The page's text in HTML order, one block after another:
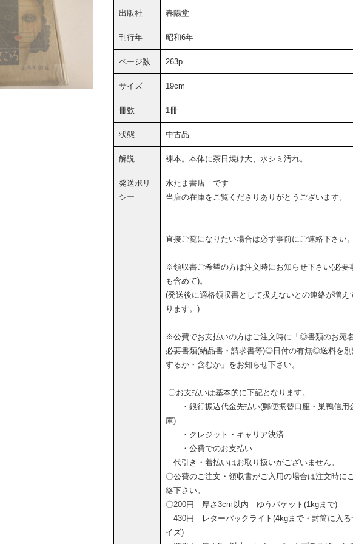
出版社 春陽堂
刊行年 昭和6年
ページ数 263p
サイズ 19cm
冊数 1冊
状態 中古品
解説 裸本。本体に茶日焼け大、水シミ汚れ。
発送ポリ
シー
水たま書店 です
当店の在庫をご覧くださりありがとうございます。
直接ご覧になりたい場合は必ず事前にご連絡下さい。
※領収書ご希望の方は注文時にお知らせ下さい(必要
も含めて)。
(発送後に適格領収書として扱えないとの連絡が増え
ります。)
※公費でお支払いの方はご注文時に「◎書類のお宛
必要書類(納品書・請求書等)◎日付の有無◎送料を別
するか・含むか」をお知らせ下さい。
-〇お支払いは基本的に下記となります。
・銀行振込代金先払い(郵便振替口座・巣鴨信用
庫)
・クレジット・キャリア決済
・公費でのお支払い
代引き・着払いはお取り扱いがございません。
〇公費のご注文・領収書がご入用の場合は注文時に
絡下さい。
〇200円 厚さ3cm以内 ゆうパケット(1kgまで)
430円 レターパックライト(4kgまで・封筒に入る
イズ)